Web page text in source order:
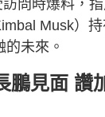
訪問時爆料，
Musk）持
未來。
鵬見面 讚